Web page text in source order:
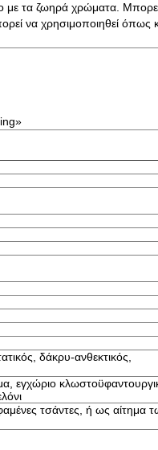
με τα ζωηρά χρώματα.
να χρησιμοποιηθεί όπως
δάκρυ-ανθεκτικός,
εγχώριο
τσάντες, ή ως αίτημα